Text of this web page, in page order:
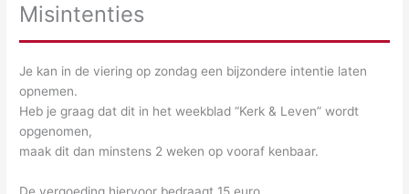
Misintenties
Je kan in de viering op zondag een bijzondere intentie laten
opnemen.
Heb je graag dat dit in het weekblad “Kerk & Leven” wordt
opgenomen,
maak dit dan minstens 2 weken op vooraf kenbaar.